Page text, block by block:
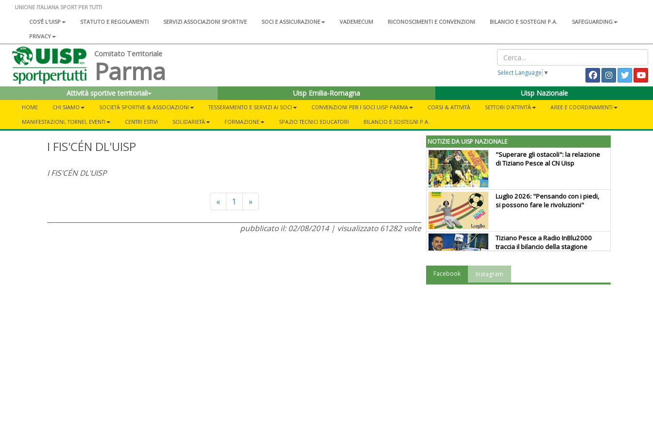
UNIONE ITALIANA SPORT PER TUTTI
COS'È L'UISP
STATUTO E REGOLAMENTI SERVIZI ASSOCIAZIONI SPORTIVE SOCI E ASSICURAZIONE VADEMECUM RICONOSCIMENTI E CONVENZIONI BILANCIO E SOSTEGNI P.A.
SAFEGUARDING
PRIVACY
Comitato Territoriale
Parma Select Language ▼
Attività sportive territoriali Uisp Emilia-Romagna Uisp Nazionale
HOME CHI SIAMO SOCIETÀ SPORTIVE & ASSOCIAZIONI TESSERAMENTO E SERVIZI AI SOCI CONVENZIONI PER I SOCI UISP PARMA CORSI & ATTIVITÀ SETTORI D'ATTIVITÀ
AREE E COORDINAMENTI
MANIFESTAZIONI, TORNEI, EVENTI
CENTRI ESTIVI SOLIDARIETÀ FORMAZIONE SPAZIO TECNICI EDUCATORI BILANCIO E SOSTEGNI P.A.
I FIS'CÉN DL'UISP
I FIS'CÉN DL'UISP
«Previous
1 »Next
pubblicato il: 02/08/2014 | visualizzato 61282 volte
NOTIZIE DA UISP NAZIONALE
"Superare gli ostacoli": la relazione
di Tiziano Pesce al CN Uisp
Luglio 2026: "Pensando con i piedi,
si possono fare le rivoluzioni"
Tiziano Pesce a Radio InBlu2000
traccia il bilancio della stagione
Facebook Instagram